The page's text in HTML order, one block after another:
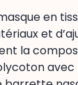
en
et
la
avec